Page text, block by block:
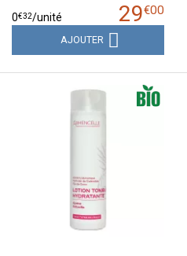
29€00
0€32/unité
AJOUTER